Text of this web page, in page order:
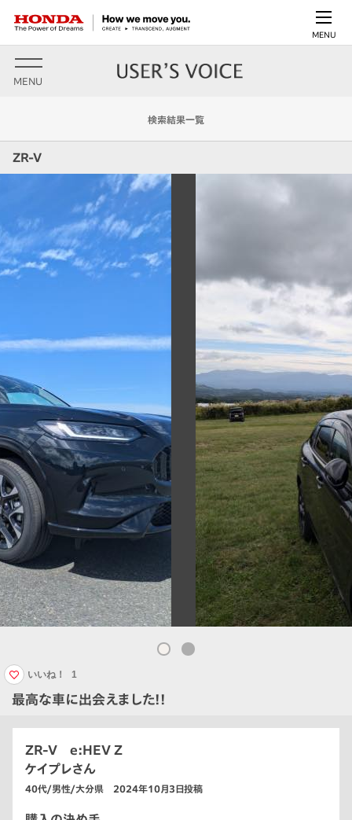
MENU
MENU
検索結果一覧
ZR-V
最高な車に出会えました!!
いいね！ 1
ZR-V e:HEV Z
ケイプレさん
40代/男性/大分県 2024年10月3日投稿